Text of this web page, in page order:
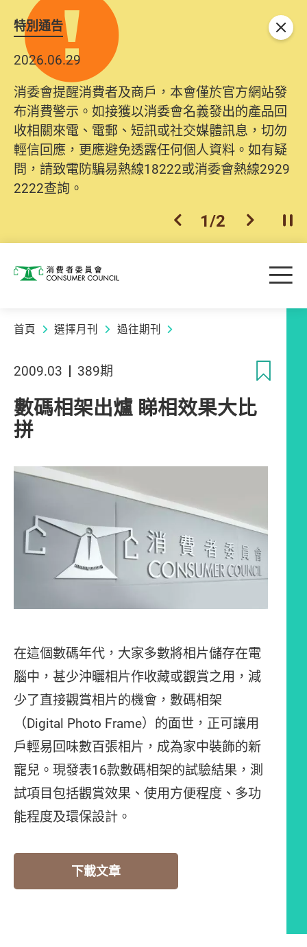
特別通告
2026.06.29
消委會提醒消費者及商戶，本會僅於官方網站發
布消費警示。如接獲以消委會名義發出的產品回
收相關來電、電郵、短訊或社交媒體訊息，切勿
輕信回應，更應避免透露任何個人資料。如有疑
問，請致電防騙易熱線18222或消委會熱線2929
2222查詢。
上一個
1/2 下一個開
關閉
消費者委員會 目
首頁 選擇月刊 過往期刊
2009.03 389期
數碼相架出爐 睇相效果大比
拼
在這個數碼年代，大家多數將相片儲存在電
腦中，甚少沖曬相片作收藏或觀賞之用，減
少了直接觀賞相片的機會，數碼相架
（Digital Photo Frame）的面世，正可讓用
戶輕易回味數百張相片，成為家中裝飾的新
寵兒。現發表16款數碼相架的試驗結果，測
試項目包括觀賞效果、使用方便程度、多功
能程度及環保設計。
下載文章